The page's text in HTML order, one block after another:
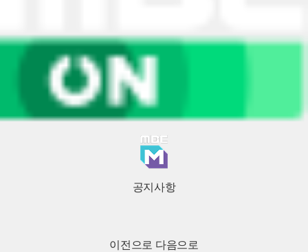
공지사항
이전으로 다음으로